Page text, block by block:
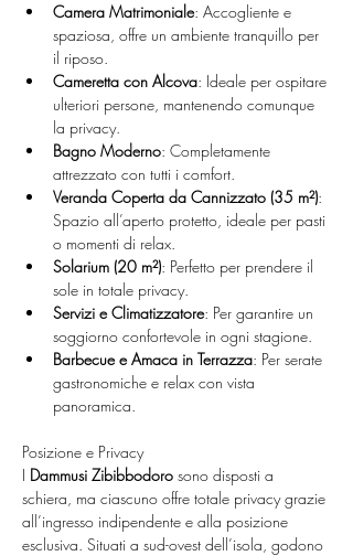
Camera Matrimoniale: Accogliente e
spaziosa, offre un ambiente tranquillo per
il riposo.
Cameretta con Alcova: Ideale per ospitare
ulteriori persone, mantenendo comunque
la privacy.
Bagno Moderno: Completamente
attrezzato con tutti i comfort.
Veranda Coperta da Cannizzato (35 m²):
Spazio all’aperto protetto, ideale per pasti
o momenti di relax.
Solarium (20 m²): Perfetto per prendere il
sole in totale privacy.
Servizi e Climatizzatore: Per garantire un
soggiorno confortevole in ogni stagione.
Barbecue e Amaca in Terrazza: Per serate
gastronomiche e relax con vista
panoramica.
Posizione e Privacy
I Dammusi Zibibbodoro sono disposti a
schiera, ma ciascuno offre totale privacy grazie
all’ingresso indipendente e alla posizione
esclusiva. Situati a sud-ovest dell’isola, godono